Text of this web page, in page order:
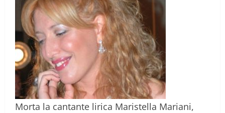
Morta la cantante lirica Maristella Mariani,